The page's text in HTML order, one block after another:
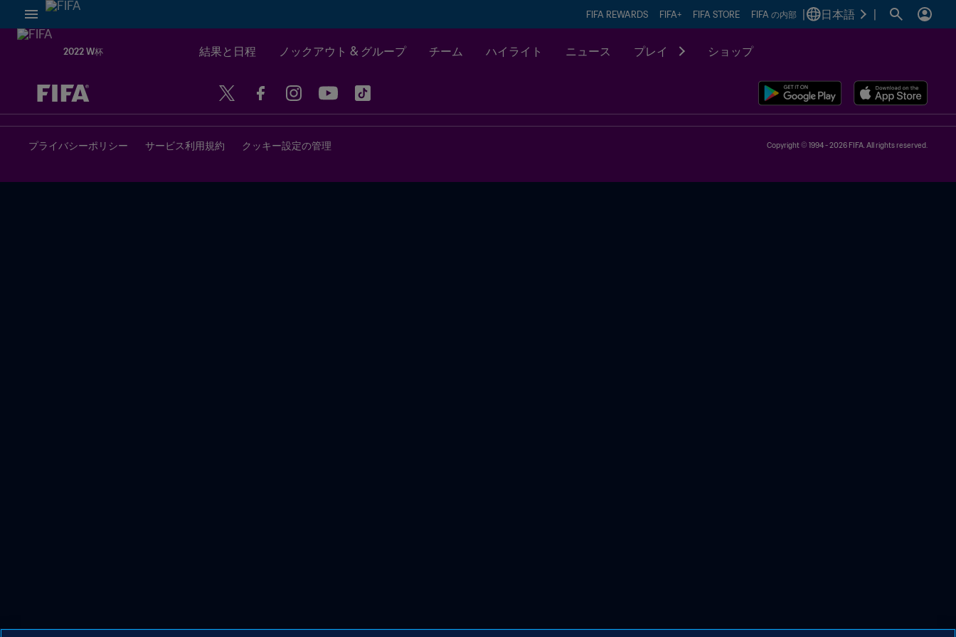
FIFA REWARDS FIFA+ FIFA STORE FIFA の内部 日本語
2022 W杯 結果と日程 ノックアウト & グループ チーム ハイライト ニュース プレイ ショップ
未定 vs 未定
プライバシーポリシー サービス利用規約 クッキー設定の管理 Copyright © 1994 - 2026 FIFA. All rights reserved.